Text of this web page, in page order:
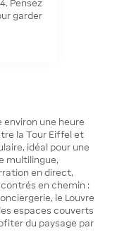
Pensez
garder
environ une heure
la Tour Eiffel et
idéal pour une
multilingue,
en direct,
en chemin :
le Louvre
espaces couverts
du paysage par